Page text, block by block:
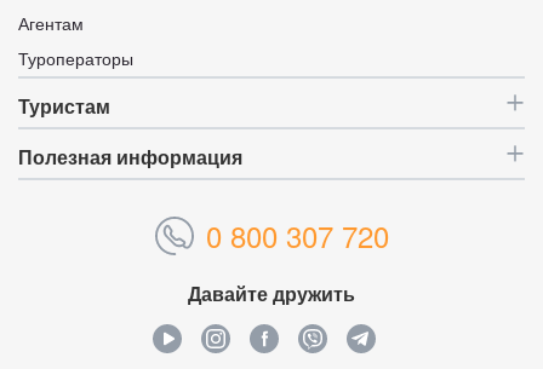
Агентам
Туроператоры
Туристам
Полезная информация
0 800 307 720
Давайте дружить